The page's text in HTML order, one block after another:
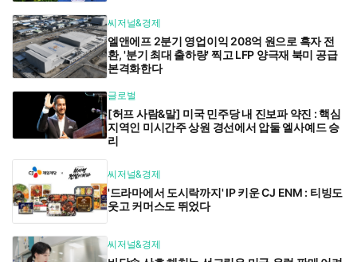
씨저널&경제
엘앤에프 2분기 영업이익 208억 원으로 흑자 전
환, '분기 최대 출하량' 찍고 LFP 양극재 북미 공급
본격화한다
글로벌
[허프 사람&말] 미국 민주당 내 진보파 약진 : 핵심
지역인 미시간주 상원 경선에서 압둘 엘사예드 승
리
씨저널&경제
'드라마에서 도시락까지' IP 키운 CJ ENM : 티빙도
웃고 커머스도 뛰었다
씨저널&경제